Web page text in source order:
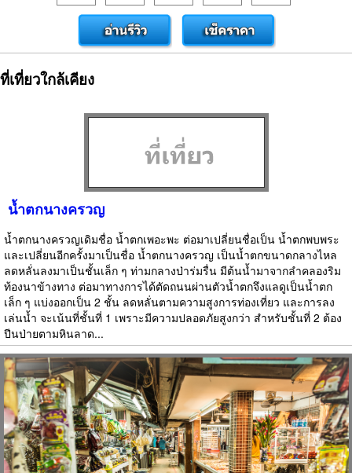
ที่เที่ยวใกล้เคียง
น้ำตกนางครวญ
น้ำตกนางครวญเดิมชื่อ น้ำตกเพอะพะ ต่อมาเปลี่ยนชื่อเป็น น้ำตกพบพระ
และเปลี่ยนอีกครั้งมาเป็นชื่อ น้ำตกนางครวญ เป็นน้ำตกขนาดกลางไหล
ลดหลั่นลงมาเป็นชั้นเล็ก ๆ ท่ามกลางป่าร่มรื่น มีต้นน้ำมาจากลำคลองริม
ท้องนาข้างทาง ต่อมาทางการได้ตัดถนนผ่านตัวน้ำตกจึงแลดูเป็นน้ำตก
เล็ก ๆ แบ่งออกเป็น 2 ชั้น ลดหลั่นตามความสูงการท่องเที่ยว และการลง
เล่นน้ำ จะเน้นที่ชั้นที่ 1 เพราะมีความปลอดภัยสูงกว่า สำหรับชั้นที่ 2 ต้อง
ปีนป่ายตามหินลาด...